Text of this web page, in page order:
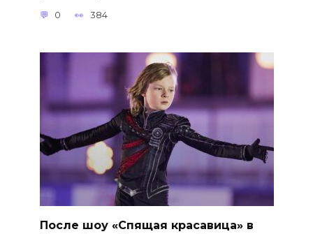
0 384
После шоу «Спящая красавица» в